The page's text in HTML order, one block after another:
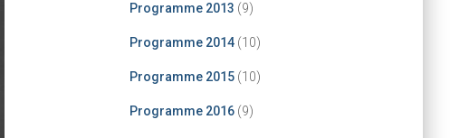
Programme 2013 (9)
Programme 2014(10)
Programme 2015(10)
Programme 2016(9)